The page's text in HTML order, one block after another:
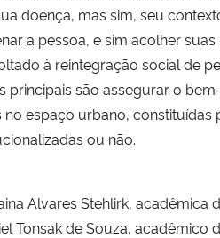
doença, mas sim, seu
a pessoa, e sim acolher
à reintegração social de
são assegurar o
espaço urbano,
ou não.
Alvares Stehlirk, acadêmica
Tonsak de Souza, acadêmico